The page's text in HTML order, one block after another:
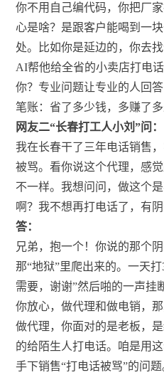
你不用自己编代码，你把厂
心是啥？是跟客户能喝到一
处。比如你是延边的，你去
AI帮他给全省的小卖店打电
你？专业问题让专业的人回
笔账：省了多少钱，多赚了
网友二“长春打工人小刘”问：
我在长春干了三年电话销售
被骂。看你说这个代理，感
不一样。我想问问，做这个
啊？我不想再打电话了，有阴
答：
兄弟，抱一个！你说的那个
那“地狱”里爬出来的。一天
需要，谢谢”然后啪的一声挂
你放心，做代理和做电销，那
做代理，你面对的是老板，
的给陌生人打电话。咱是用
手下销售“打电话被骂”的问